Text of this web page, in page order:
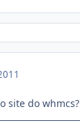
site do whmcs?